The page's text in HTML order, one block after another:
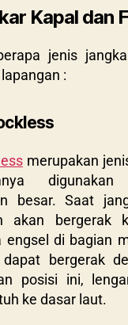
Kapal dan
jenis
:
merupakan
besar. Saat
akan bergerak
engsel di bagian
dapat bergerak
posisi ini,
ke dasar laut.